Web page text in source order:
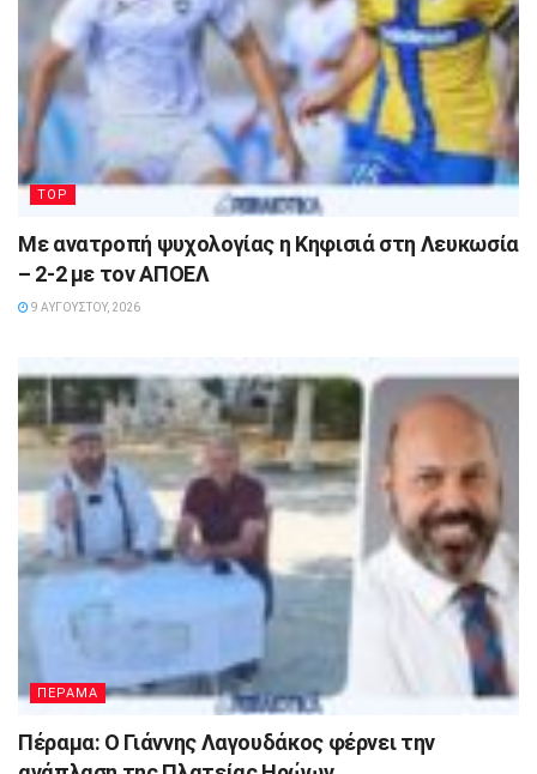
TOP
Με ανατροπή ψυχολογίας η Κηφισιά στη Λευκωσία
– 2-2 με τον ΑΠΟΕΛ
9 ΑΥΓΟΎΣΤΟΥ, 2026
ΠΕΡΑΜΑ
Πέραμα: Ο Γιάννης Λαγουδάκος φέρνει την